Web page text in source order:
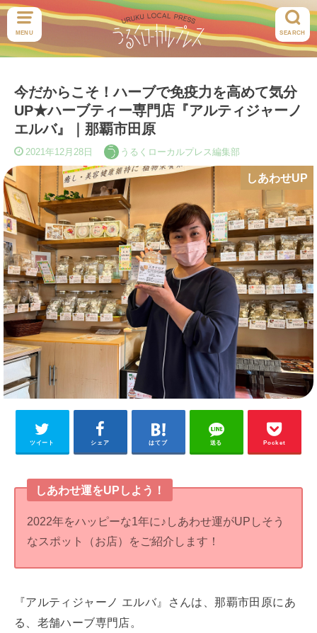
MENU SEARCH
今だからこそ！ハーブで免疫力を高めて気分
UP★ハーブティー専門店『アルティジャーノ
エルバ』｜那覇市田原
2021年12月28日 うるくローカルプレス編集部
しあわせUP
ツイート シェア はてブ 送る Pocket
しあわせ運をUPしよう！
2022年をハッピーな1年に♪しあわせ運がUPしそう
なスポット（お店）をご紹介します！
『アルティジャーノ エルバ』さんは、那覇市田原にあ
る、老舗ハーブ専門店。